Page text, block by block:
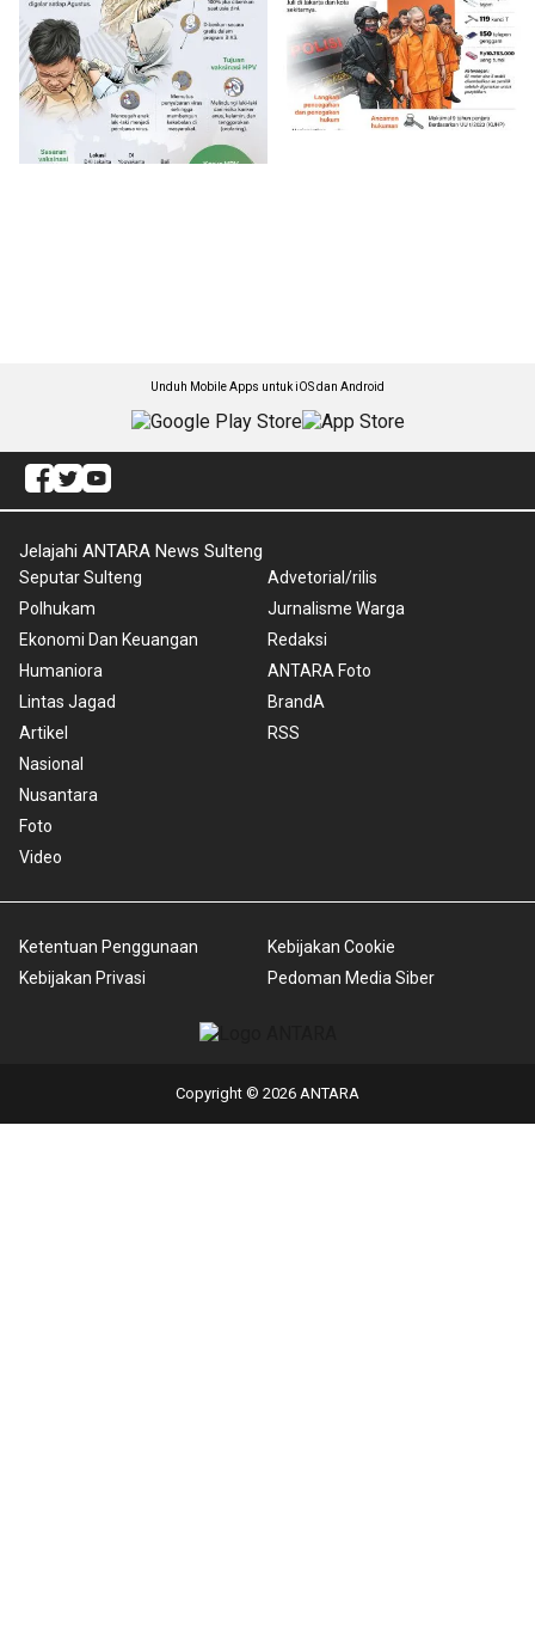
Unduh Mobile Apps untuk iOS dan Android
Jelajahi ANTARA News Sulteng
Seputar Sulteng
Polhukam
Ekonomi Dan Keuangan
Humaniora
Lintas Jagad
Artikel
Nasional
Nusantara
Foto
Video
Advetorial/rilis
Jurnalisme Warga
Redaksi
ANTARA Foto
BrandA
RSS
Ketentuan Penggunaan
Kebijakan Privasi
Kebijakan Cookie
Pedoman Media Siber
Copyright © 2026 ANTARA